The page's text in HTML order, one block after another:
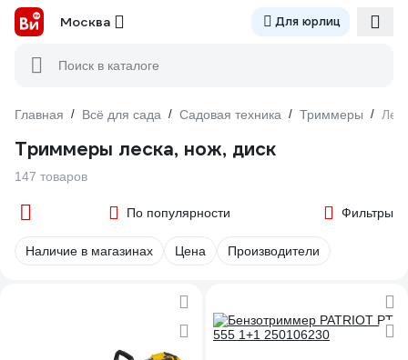
Москва Для юрлиц
Поиск в каталоге
Главная / Всё для сада / Садовая техника / Триммеры /
Триммеры леска, нож, диск
147 товаров
По популярности Фильтры
Наличие в магазинах Цена Производители